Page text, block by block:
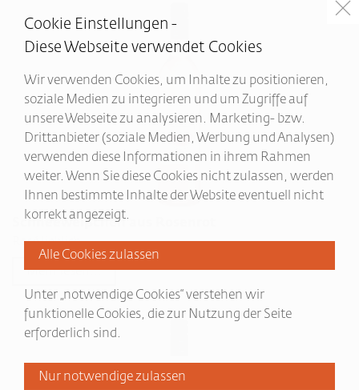
Schneeweißchen aus Rosenrot
Rosé lieblich
Mehr lesen...
Cookie Einstellungen -
Diese Webseite verwendet Cookies
Wir verwenden Cookies, um Inhalte zu positionieren,
soziale Medien zu integrieren und um Zugriffe auf
unsere Webseite zu analysieren. Marketing- bzw.
Drittanbieter (soziale Medien, Werbung und Analysen)
verwenden diese Informationen in ihrem Rahmen
weiter. Wenn Sie diese Cookies nicht zulassen, werden
Ihnen bestimmte Inhalte der Website eventuell nicht
korrekt angezeigt.
Unter „notwendige Cookies“ verstehen wir
funktionelle Cookies, die zur Nutzung der Seite
erforderlich sind.